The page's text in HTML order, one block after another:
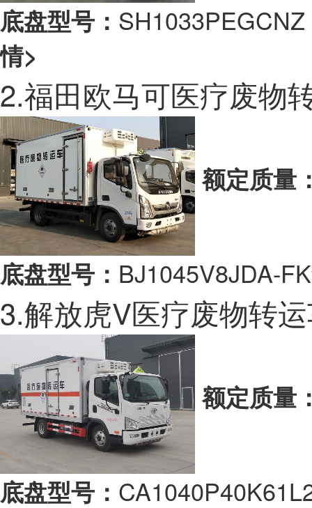
底盘型号：
情>
2.福田欧马可医疗废物
额定质量
底盘型号： BJ1045V8JDA-FK
3.解放虎V医疗废物转
额定质量
底盘型号：